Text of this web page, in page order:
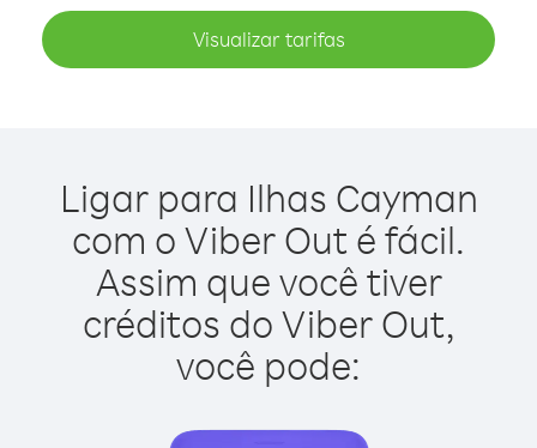
Visualizar tarifas
Ligar para Ilhas Cayman
com o Viber Out é fácil.
Assim que você tiver
créditos do Viber Out,
você pode: